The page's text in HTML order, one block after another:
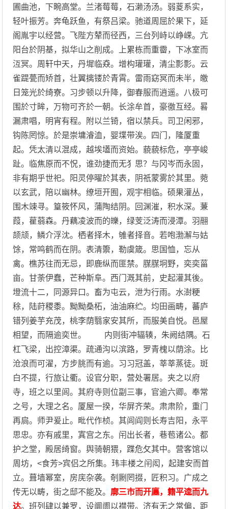
圃曲池，下畹高堂。兰渚莓莓，石濑汤汤。弱葼系实，
轻叶振芳。奔龟跃鱼，有祭吕梁。驰道周屈於果下，延
阁胤宇以经营。飞陛方辇而径西，三台列峙以峥嵘。亢
阳台於阴基，拟华山之削成。上累栋而重霤，下冰室而
沍冥。周轩中天，丹墀临猋。增构瓘瓘，清尘彯彯。云
雀踶甍而矫首，壮翼摛镂於青霄。雷雨窈冥而未半，皦
日笼光於绮寮。习步顿以升降，御春服而逍遥。八极可
围於寸眸，万物可齐於一朝。长涂牟首，豪徼互经。晷
漏肃唱，明宵有程。附以兰锜，宿以禁兵。司卫闲邪，
钩陈罔惊。於是崇墉濬洫，婴堞带涘。四门，隆厦重
起。凭太清以混成，越埃壒而资始。藐藐标危，亭亭峻
趾。临焦原而不怳，谁劲捷而无犭思？与冈岑而永固，
非有期乎世祀。阳灵停曜於其表，阴祇蒙雾於其里。菀
以玄武，陪以幽林。缭垣开囿，观宇相临。硕果灌丛，
围木竦寻。篁筱怀风，蒲陶结阴。回渊漼，积水深。蒹
葭，雚蒻森。丹藕凌波而的皪，绿芰泛涛而浸潭。羽翮
颉颃，鳞介浮沈。栖者择木，雊者择音。若咆渤澥与姑
馀，常鸣鹤而在阴。表清籞，勒虞箴。思国恤，忘从
禽。樵苏往而无忌，即鹿纵而匪禁。腜腜坰野，奕奕菑
亩。甘荼伊蠢，芒种斯阜。西门溉其前，史起灌其後。
墱流十二，同源异口。畜为屯云，泄为行雨。水澍粳
稌，陆莳稷黍。黝黝桑柘，油油麻纻。均田画畴，蕃庐
错列姜芋充茂，桃李荫翳家安其所，而服美自悦。邑屋
相望，而隔逾奕世。 内则街冲辐辏，朱阙结隅。石
杠飞梁，出控漳渠。疏通沟以滨路，罗青槐以荫涂。比
沧浪而可濯，方步朓而有逾。习习冠盖，莘莘蒸徒。斑
白不提，行旅让衢。设官分职，营处署居。夹之以府
寺，班之以里闾。其府寺则位副三事，官逾六卿。奉常
之号，大理之名。厦屋一揆，华屏齐荣。肃肃阶，重门
再扃。师尹爰止。毗代作桢。其闾阎则长寿吉阳，永平
思忠。亦有戚里，寘宫之东。闬出长者，巷苞诸公。都
护之堂，殿居绮窗。舆骑朝猥，蹀危攵其中。营客馆以
周坊，<食芳>宾侣之所集。玮丰楼之闬闳，起建安而首
立。葺墙幂室，房庑杂袭。剞劂罔掇，匠积习。广成之
传无以畴，街之邸不能及。 廓三市而开廛，籍平逵而九
达。班列肆以兼罗，设阛阓以襟带。济有无之常偏，距